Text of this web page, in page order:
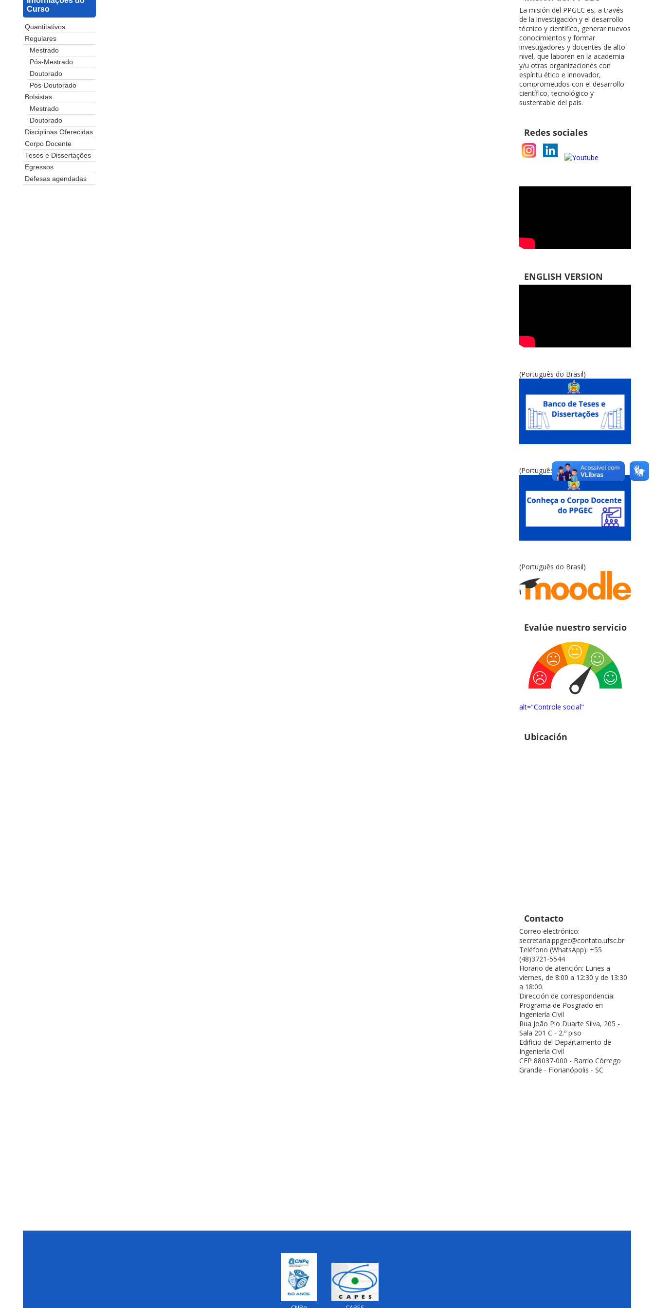
Curso
Quantitativos
Regulares
Mestrado
Pós-Mestrado
Doutorado
Pós-Doutorado
Bolsistas
Mestrado
Doutorado
Disciplinas Oferecidas
Corpo Docente
Teses e Dissertações
Egressos
Defesas agendadas
La misión del PPGEC es, a través
de la investigación y el desarrollo
técnico y científico, generar nuevos
conocimientos y formar
investigadores y docentes de alto
nivel, que laboren en la academia
y/u otras organizaciones con
espíritu ético e innovador,
comprometidos con el desarrollo
científico, tecnológico y
sustentable del país.
Redes sociales
ENGLISH VERSION
(Português do Brasil)
(Português do Brasil)
(Português do Brasil)
Evalúe nuestro servicio
alt="Controle social"
Ubicación
Contacto
Correo electrónico:
secretaria.ppgec@contato.ufsc.br
Teléfono (WhatsApp): +55
(48)3721-5544
Horario de atención: Lunes a
viernes, de 8:00 a 12:30 y de 13:30
a 18:00.
Dirección de correspondencia:
Programa de Posgrado en
Ingeniería Civil
Rua João Pio Duarte Silva, 205 -
Sala 201 C - 2.º piso
Edificio del Departamento de
Ingeniería Civil
CEP 88037-000 - Barrio Córrego
Grande - Florianópolis - SC